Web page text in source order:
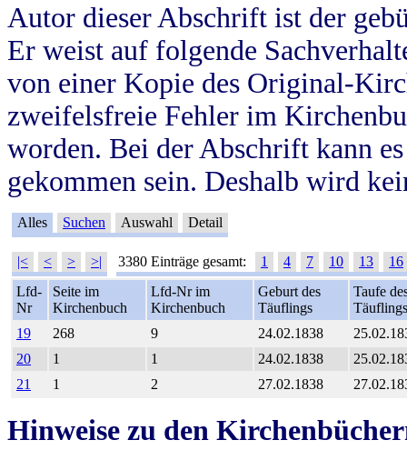
Autor dieser Abschrift ist der
Er weist auf folgende
von einer Kopie des Original-
zweifelsfreie Fehler im
worden. Bei der Abschrift kann
gekommen sein. Deshalb wird
Alles Suchen Auswahl Detail
|< < > >| 3380 Einträge gesamt: 1 4 7 10 13
16
Lfd-
Nr
Seite im
Kirchenbuch
Lfd-Nr im
Kirchenbuch
Geburt des
Täuflings
Taufe
Täuflings
19
268 9 24.02.1838
20
1 1 24.02.1838
21
1 2 27.02.1838
Hinweise zu den